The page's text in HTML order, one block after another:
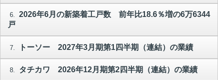
6. 2026年6月の新築着工戸数 前年比18.6％増の6万6344
戸
7. トーソー 2027年3月期第1四半期（連結）の業績
8. タチカワ 2026年12月期第2四半期（連結）の業績